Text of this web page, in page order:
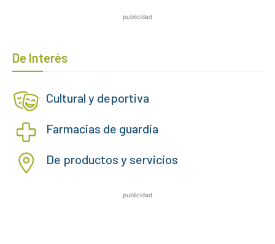
publicidad
De Interés
Cultural y deportiva
Farmacias de guardia
De productos y servicios
publicidad